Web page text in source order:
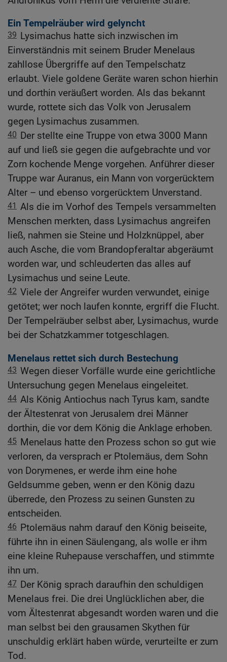
Ein Tempelräuber wird gelyncht
39 Lysimachus hatte sich inzwischen im
Einverständnis mit seinem Bruder Menelaus
zahllose Übergriffe auf den Tempelschatz
erlaubt. Viele goldene Geräte waren schon hierhin
und dorthin veräußert worden. Als das bekannt
wurde, rottete sich das Volk von Jerusalem
gegen Lysimachus zusammen.
40 Der stellte eine Truppe von etwa 3000 Mann
auf und ließ sie gegen die aufgebrachte und vor
Zorn kochende Menge vorgehen. Anführer dieser
Truppe war Auranus, ein Mann von vorgerücktem
Alter – und ebenso vorgerücktem Unverstand.
41 Als die im Vorhof des Tempels versammelten
Menschen merkten, dass Lysimachus angreifen
ließ, nahmen sie Steine und Holzknüppel, aber
auch Asche, die vom Brandopferaltar abgeräumt
worden war, und schleuderten das alles auf
Lysimachus und seine Leute.
42 Viele der Angreifer wurden verwundet, einige
getötet; wer noch laufen konnte, ergriff die Flucht.
Der Tempelräuber selbst aber, Lysimachus, wurde
bei der Schatzkammer totgeschlagen.
Menelaus rettet sich durch Bestechung
43 Wegen dieser Vorfälle wurde eine gerichtliche
Untersuchung gegen Menelaus eingeleitet.
44 Als König Antiochus nach Tyrus kam, sandte
der Ältestenrat von Jerusalem drei Männer
dorthin, die vor dem König die Anklage erhoben.
45 Menelaus hatte den Prozess schon so gut wie
verloren, da versprach er Ptolemäus, dem Sohn
von Dorymenes, er werde ihm eine hohe
Geldsumme geben, wenn er den König dazu
überrede, den Prozess zu seinen Gunsten zu
entscheiden.
46 Ptolemäus nahm darauf den König beiseite,
führte ihn in einen Säulengang, als wolle er ihm
eine kleine Ruhepause verschaffen, und stimmte
ihn um.
47 Der König sprach daraufhin den schuldigen
Menelaus frei. Die drei Unglücklichen aber, die
vom Ältestenrat abgesandt worden waren und die
man selbst bei den grausamen Skythen für
unschuldig erklärt haben würde, verurteilte er zum
Tod.